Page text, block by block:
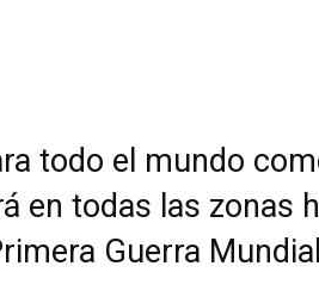
todo el mundo
en todas las zonas
Guerra Mundial